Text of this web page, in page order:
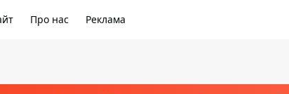
Про нас Реклама